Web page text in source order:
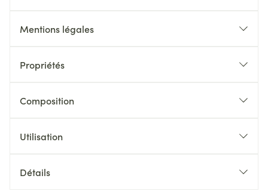
Mentions légales
Propriétés
Composition
Utilisation
Détails